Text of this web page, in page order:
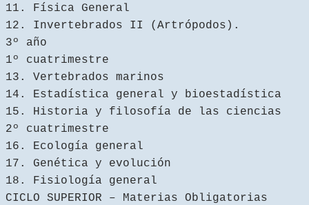
11. Física General
12. Invertebrados II (Artrópodos).
3º año
1º cuatrimestre
13. Vertebrados marinos
14. Estadística general y bioestadística
15. Historia y filosofía de las ciencias
2º cuatrimestre
16. Ecología general
17. Genética y evolución
18. Fisiología general
CICLO SUPERIOR – Materias Obligatorias